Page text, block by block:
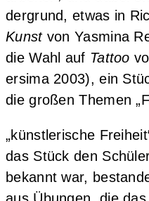
der­grund, etwas in
Kunstvon Yas­mi­na
die Wahl auf Tat­too
er­si­ma 2003), ein
die gro­ßen The­men
„künst­le­ri­sche
das Stück den
bekannt war,
aus Übun­gen, die